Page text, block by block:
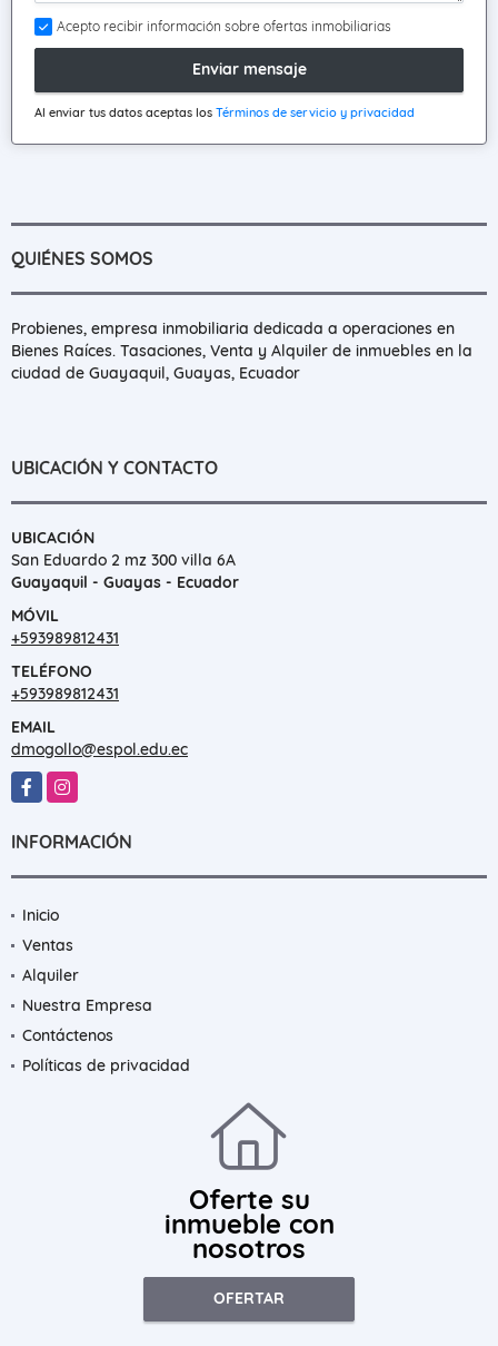
Acepto recibir información sobre ofertas inmobiliarias
Enviar mensaje
Al enviar tus datos aceptas los Términos de servicio y privacidad
QUIÉNES SOMOS
Probienes, empresa inmobiliaria dedicada a operaciones en
Bienes Raíces. Tasaciones, Venta y Alquiler de inmuebles en la
ciudad de Guayaquil, Guayas, Ecuador
UBICACIÓN Y CONTACTO
UBICACIÓN
San Eduardo 2 mz 300 villa 6A
Guayaquil - Guayas - Ecuador
MÓVIL
+593989812431
TELÉFONO
+593989812431
EMAIL
dmogollo@espol.edu.ec
FacebookInstagram
INFORMACIÓN
Inicio
Ventas
Alquiler
Nuestra Empresa
Contáctenos
Políticas de privacidad
Oferte su
inmueble con
nosotros
OFERTAR